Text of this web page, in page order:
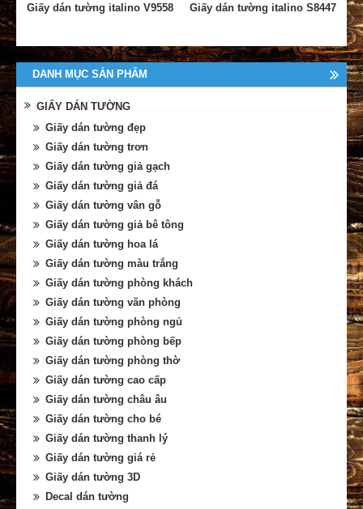
Giấy dán tường italino V9558 Giấy dán tường italino S8447
DANH MỤC SẢN PHẨM
GIẤY DÁN TƯỜNG
Giấy dán tường đẹp
Giấy dán tường trơn
Giấy dán tường giả gạch
Giấy dán tường giả đá
Giấy dán tường vân gỗ
Giấy dán tường giả bê tông
Giấy dán tường hoa lá
Giấy dán tường màu trắng
Giấy dán tường phòng khách
Giấy dán tường văn phòng
Giấy dán tường phòng ngủ
Giấy dán tường phòng bếp
Giấy dán tường phòng thờ
Giấy dán tường cao cấp
Giấy dán tường châu âu
Giấy dán tường cho bé
Giấy dán tường thanh lý
Giấy dán tường giá rẻ
Giấy dán tường 3D
Decal dán tường